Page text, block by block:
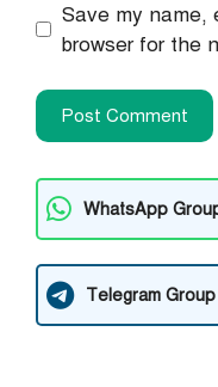
Save my name,
browser for the
WhatsApp
Telegram Group